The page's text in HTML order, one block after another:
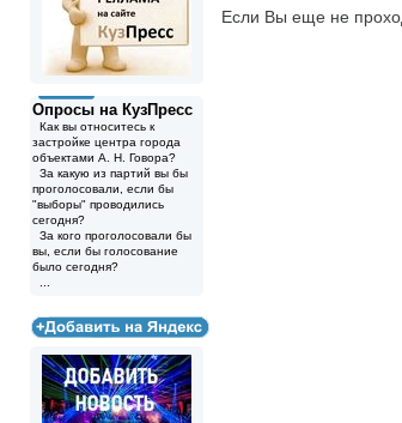
Опросы на КузПресс
Как вы относитесь к
застройке центра города
объектами А. Н. Говора?
За какую из партий вы бы
проголосовали, если бы
"выборы" проводились
сегодня?
За кого проголосовали бы
вы, если бы голосование
было сегодня?
Если Вы еще не